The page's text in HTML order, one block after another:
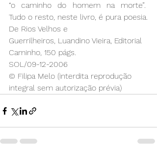
“o caminho do homem na morte”.
Tudo o resto, neste livro, é pura poesia.
De Rios Velhos e
Guerrilheiros, Luandino Vieira, Editorial
Caminho, 150 págs.
SOL/09-12-2006
© Filipa Melo (interdita reprodução
integral sem autorização prévia)